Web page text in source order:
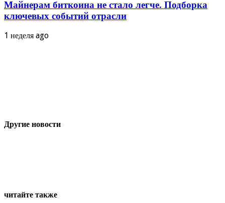
Майнерам биткоина не стало легче. Подборка
ключевых событий отрасли
1 неделя ago
Другие новости
читайте также